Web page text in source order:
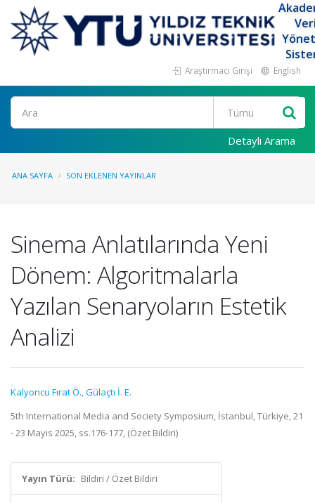
Araştırmacı Girişi English
Ara
Detaylı Arama
ANA SAYFA SON EKLENEN YAYINLAR
Sinema Anlatılarında Yeni
Dönem: Algoritmalarla
Yazılan Senaryoların Estetik
Analizi
Kalyoncu Fırat Ö.,Gülaçtı İ. E.
5th International Media and Society Symposium, İstanbul, Türkiye, 21
- 23 Mayıs 2025, ss.176-177, (Özet Bildiri)
Yayın Türü: Bildiri / Özet Bildiri